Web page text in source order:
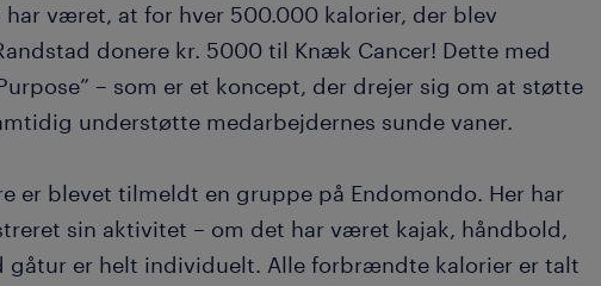
været, at for hver 500.000 kalorier, der blev
donere kr. 5000 til Knæk Cancer! Dette med
– som er et koncept, der drejer sig om at støtte
understøtte medarbejdernes sunde vaner.
er blevet tilmeldt en gruppe på Endomondo. Her har
sin aktivitet – om det har været kajak, håndbold,
gåtur er helt individuelt. Alle forbrændte kalorier er talt